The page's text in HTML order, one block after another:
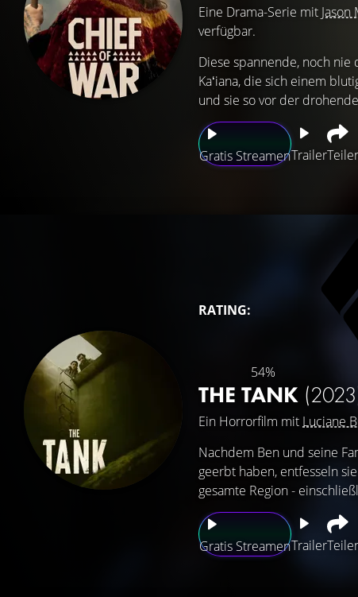
Eine Drama-Serie mit Jason
verfügbar.
Gratis StreamenTrailer
Diese spannende, noch
Kaʻiana, die sich einem
und sie so vor der
RATING:
54%
THE TANK
Ein Horrorfilm mit Luciane
Gratis StreamenTrailer
Nachdem Ben und seine
geerbt haben, entfesseln
gesamte Region -